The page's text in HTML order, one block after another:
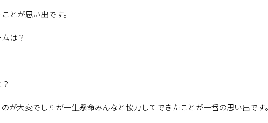
とが思い出です。
は？
が大変でしたが一生懸命みんなと協力してできたことが一番の思い出です。